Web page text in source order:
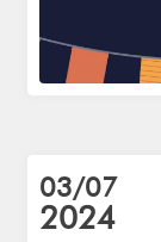
03/07
2024